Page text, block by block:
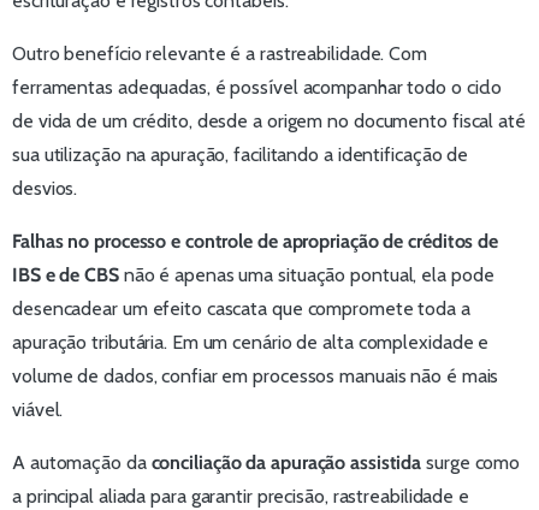
Outro benefício relevante é a rastreabilidade. Com
ferramentas adequadas, é possível acompanhar todo o ciclo
de vida de um crédito, desde a origem no documento fiscal até
sua utilização na apuração, facilitando a identificação de
desvios.
Falhas no processo e controle de apropriação de créditos de
IBS e de CBSnão é apenas uma situação pontual, ela pode
desencadear um efeito cascata que compromete toda a
apuração tributária. Em um cenário de alta complexidade e
volume de dados, confiar em processos manuais não é mais
viável.
A automação da conciliação da apuração assistida surge como
a principal aliada para garantir precisão, rastreabilidade e